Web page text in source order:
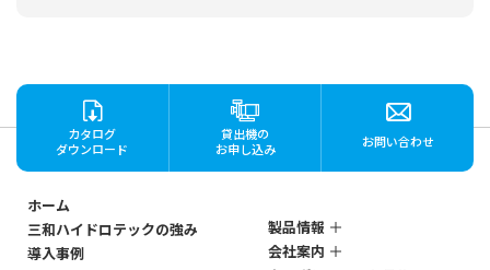
カタログ
ダウンロード
貸出機の
お申し込み
お問い合わせ
ホーム
三和ハイドロテックの強み
製品情報
ステンレス製
導入事例
会社案内